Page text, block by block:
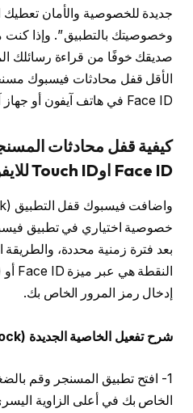
جديدة للخصوصية والأمان تعطيك
وخصوصيتك بالتطبيق ”. وإذا كنت
صديقك خوفًا من قراءة رسائلك
الأقل قفل محادثات فيسبوك
Face ID في هاتف آيفون أو جهاز آيباد.
كيفية قفل محادثات
Face ID اوTouch ID للايفون
خصوصية اختياري في تطبيق
بعد فترة زمنية محددة، والطريقة
إدخال رمز المرور الخاص بك.
شرح تفعيل الخاصية الجديدة (App Lock):
1- افتح تطبيق المسنجر وقم
الخاص بك في أعلى الزاوية